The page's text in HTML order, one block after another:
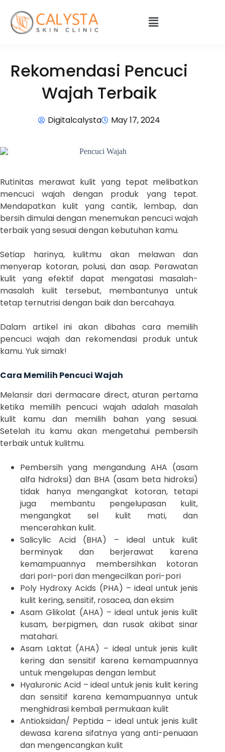
Rekomendasi Pencuci
Wajah Terbaik
Digitalcalysta May 17, 2024
Rutinitas merawat kulit yang tepat melibatkan
mencuci wajah dengan produk yang tepat.
Mendapatkan kulit yang cantik, lembap, dan
bersih dimulai dengan menemukan pencuci wajah
terbaik yang sesuai dengan kebutuhan kamu.
Setiap harinya, kulitmu akan melawan dan
menyerap kotoran, polusi, dan asap. Perawatan
kulit yang efektif dapat mengatasi masalah-
masalah kulit tersebut, membantunya untuk
tetap ternutrisi dengan baik dan bercahaya.
Dalam artikel ini akan dibahas cara memilih
pencuci wajah dan rekomendasi produk untuk
kamu. Yuk simak!
Cara Memilih Pencuci Wajah
Melansir dari dermacare direct, aturan pertama
ketika memilih pencuci wajah adalah masalah
kulit kamu dan memilih bahan yang sesuai.
Setelah itu kamu akan mengetahui pembersih
terbaik untuk kulitmu.
Pembersih yang mengandung AHA (asam
alfa hidroksi) dan BHA (asam beta hidroksi)
tidak hanya mengangkat kotoran, tetapi
juga membantu pengelupasan kulit,
mengangkat sel kulit mati, dan
mencerahkan kulit.
Salicylic Acid (BHA) – ideal untuk kulit
berminyak dan berjerawat karena
kemampuannya membersihkan kotoran
dari pori-pori dan mengecilkan pori-pori
Poly Hydroxy Acids (PHA) – ideal untuk jenis
kulit kering, sensitif, rosacea, dan eksim
Asam Glikolat (AHA) – ideal untuk jenis kulit
kusam, berpigmen, dan rusak akibat sinar
matahari.
Asam Laktat (AHA) – ideal untuk jenis kulit
kering dan sensitif karena kemampuannya
untuk mengelupas dengan lembut
Hyaluronic Acid – ideal untuk jenis kulit kering
dan sensitif karena kemampuannya untuk
menghidrasi kembali permukaan kulit
Antioksidan/ Peptida – ideal untuk jenis kulit
dewasa karena sifatnya yang anti-penuaan
dan mengencangkan kulit